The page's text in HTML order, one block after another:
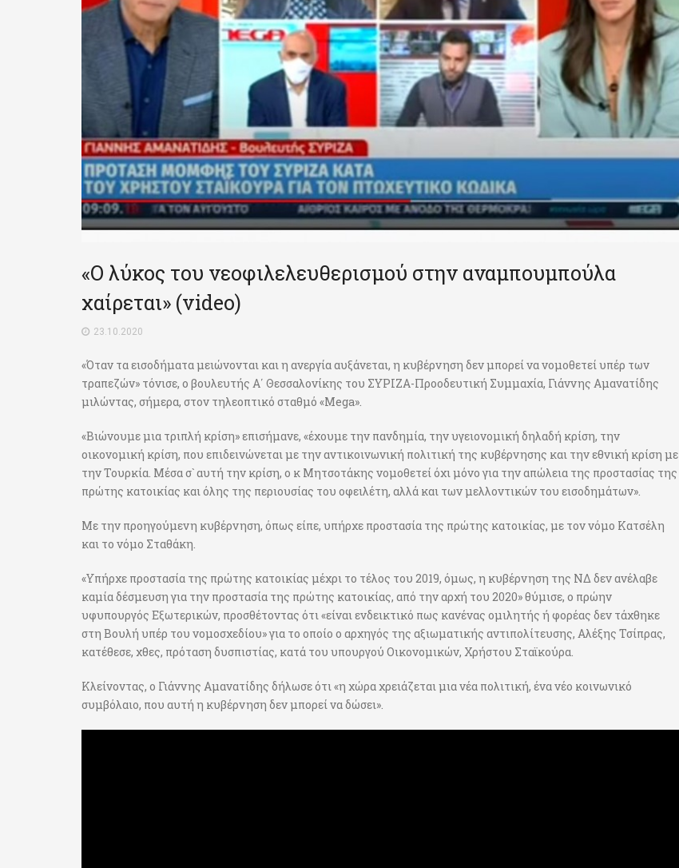
«Ο λύκος του νεοφιλελευθερισμού στην αναμπουμπούλα
χαίρεται» (video)
23.10.2020
«Όταν τα εισοδήματα μειώνονται και η ανεργία αυξάνεται, η κυβέρνηση δεν μπορεί να νομοθετεί υπέρ των
τραπεζών» τόνισε, ο βουλευτής Α΄ Θεσσαλονίκης του ΣΥΡΙΖΑ-Προοδευτική Συμμαχία, Γιάννης Αμανατίδης
μιλώντας, σήμερα, στον τηλεοπτικό σταθμό «Mega».
«Βιώνουμε μια τριπλή κρίση» επισήμανε, «έχουμε την πανδημία, την υγειονομική δηλαδή κρίση, την
οικονομική κρίση, που επιδεινώνεται με την αντικοινωνική πολιτική της κυβέρνησης και την εθνική κρίση με
την Τουρκία. Μέσα σ` αυτή την κρίση, ο κ Μητσοτάκης νομοθετεί όχι μόνο για την απώλεια της προστασίας της
πρώτης κατοικίας και όλης της περιουσίας του οφειλέτη, αλλά και των μελλοντικών του εισοδημάτων».
Με την προηγούμενη κυβέρνηση, όπως είπε, υπήρχε προστασία της πρώτης κατοικίας, με τον νόμο Κατσέλη
και το νόμο Σταθάκη.
«Υπήρχε προστασία της πρώτης κατοικίας μέχρι το τέλος του 2019, όμως, η κυβέρνηση της ΝΔ δεν ανέλαβε
καμία δέσμευση για την προστασία της πρώτης κατοικίας, από την αρχή του 2020» θύμισε, ο πρώην
υφυπουργός Εξωτερικών, προσθέτοντας ότι «είναι ενδεικτικό πως κανένας ομιλητής ή φορέας δεν τάχθηκε
στη Βουλή υπέρ του νομοσχεδίου» για το οποίο ο αρχηγός της αξιωματικής αντιπολίτευσης, Αλέξης Τσίπρας,
κατέθεσε, χθες, πρόταση δυσπιστίας, κατά του υπουργού Οικονομικών, Χρήστου Σταϊκούρα.
Κλείνοντας, ο Γιάννης Αμανατίδης δήλωσε ότι «η χώρα χρειάζεται μια νέα πολιτική, ένα νέο κοινωνικό
συμβόλαιο, που αυτή η κυβέρνηση δεν μπορεί να δώσει».